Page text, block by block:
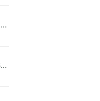
Guľový ventil 3/4" s prítlačnou maticou
Axiálny teplomer 0°C - 120°C, 63 mm